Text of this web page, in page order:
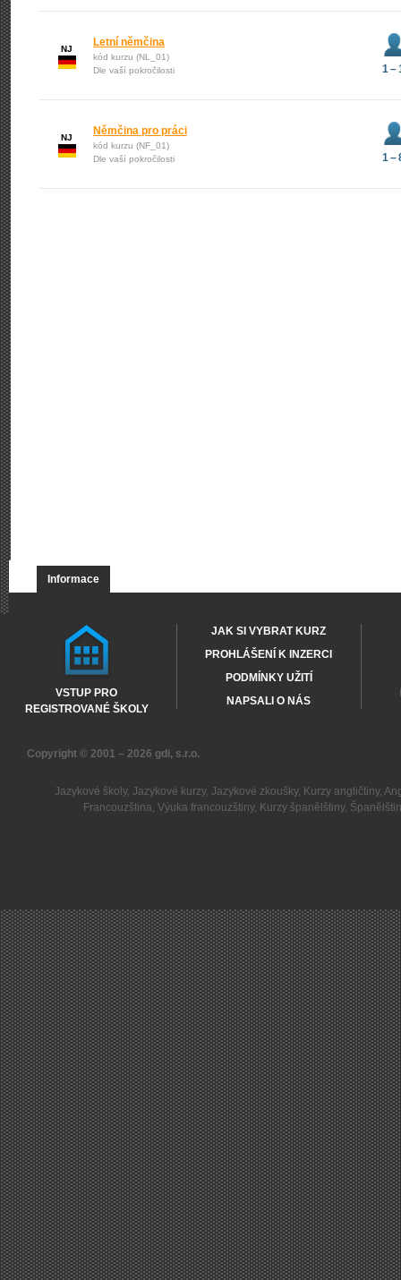
NJ
Letní němčina
kód kurzu (NL_01)
Dle vaší pokročilosti
1 –
NJ
Němčina pro práci
kód kurzu (NF_01)
Dle vaší pokročilosti
1 –
Informace
VSTUP PRO
REGISTROVANÉ ŠKOLY
JAK SI VYBRAT KURZ
PROHLÁŠENÍ K INZERCI
PODMÍNKY UŽITÍ
NAPSALI O NÁS
Copyright © 2001 – 2026 gdi, s.r.o.
Jazykové školy, Jazykové kurzy, Jazykové zkoušky, Kurzy angličtiny,
Francouzština,Výuka francouzštiny, Kurzy španělštiny,